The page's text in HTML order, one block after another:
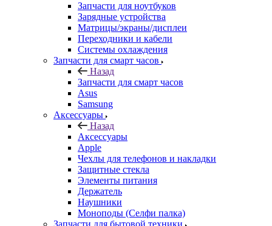
Запчасти для ноутбуков
Зарядные устройства
Матрицы/экраны/дисплеи
Переходники и кабели
Системы охлаждения
Запчасти для смарт часов
Назад
Запчасти для смарт часов
Asus
Samsung
Аксессуары
Назад
Аксессуары
Apple
Чехлы для телефонов и накладки
Защитные стекла
Элементы питания
Держатель
Наушники
Моноподы (Селфи палка)
Запчасти для бытовой техники